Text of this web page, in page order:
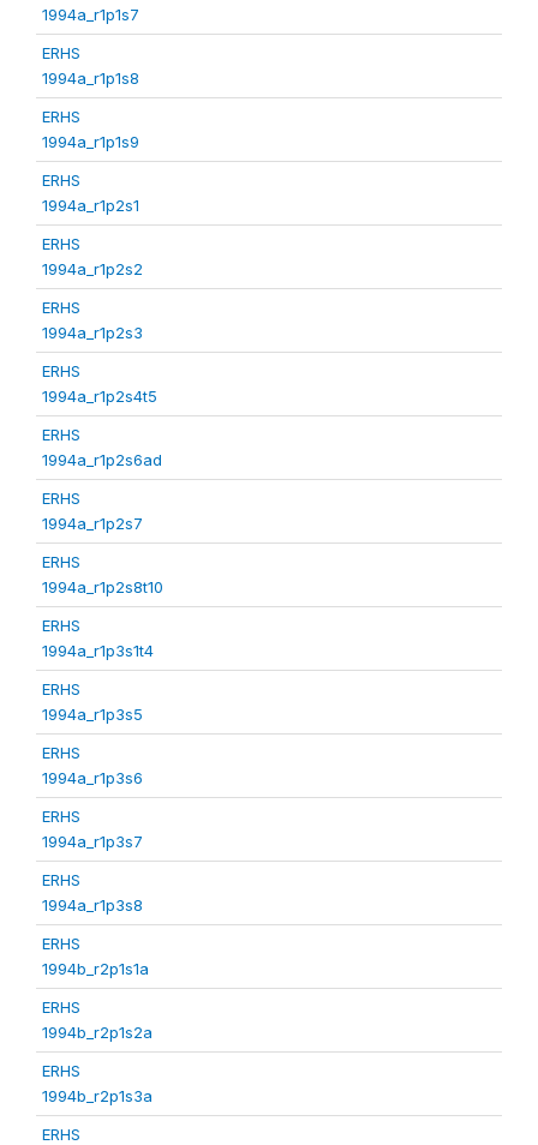
1994a_r1p1s7
ERHS
1994a_r1p1s8
ERHS
1994a_r1p1s9
ERHS
1994a_r1p2s1
ERHS
1994a_r1p2s2
ERHS
1994a_r1p2s3
ERHS
1994a_r1p2s4t5
ERHS
1994a_r1p2s6ad
ERHS
1994a_r1p2s7
ERHS
1994a_r1p2s8t10
ERHS
1994a_r1p3s1t4
ERHS
1994a_r1p3s5
ERHS
1994a_r1p3s6
ERHS
1994a_r1p3s7
ERHS
1994a_r1p3s8
ERHS
1994b_r2p1s1a
ERHS
1994b_r2p1s2a
ERHS
1994b_r2p1s3a
ERHS